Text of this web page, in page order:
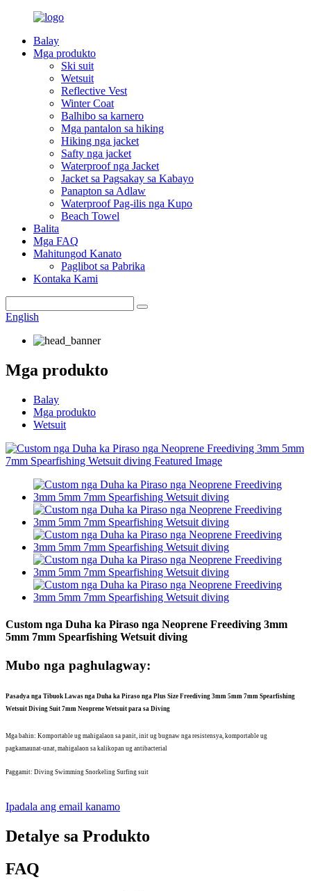
Balay
Mga produkto
Ski suit
Wetsuit
Reflective Vest
Winter Coat
Balhibo sa karnero
Mga pantalon sa hiking
Hiking nga jacket
Safty nga jacket
Waterproof nga Jacket
Jacket sa Pagsakay sa Kabayo
Panapton sa Adlaw
Waterproof Pag-ilis nga Kupo
Beach Towel
Balita
Mga FAQ
Mahitungod Kanato
Paglibot sa Pabrika
Kontaka Kami
English
Mga produkto
Balay
Mga produkto
Wetsuit
Custom nga Duha ka Piraso nga Neoprene Freediving 3mm
5mm 7mm Spearfishing Wetsuit diving
Mubo nga paghulagway:
Pasadya nga Tibuok Lawas nga Duha ka Piraso nga Plus Size Freediving 3mm 5mm 7mm Spearfishing
Wetsuit Diving Suit 7mm Neoprene Wetsuit para sa Diving
Mga bahin: Komportable ug mahigalaon sa panit, init ug bugnaw nga resistensya, komportable ug
pagkamaunat-unat, mahigalaon sa kalikopan ug antibacterial
Paggamit: Diving Swimming Snorkeling Surfing suit
Ipadala ang email kanamo
Detalye sa Produkto
FAQ